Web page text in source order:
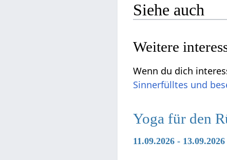
Siehe auch
Weitere
Wenn du dich
Sinnerfülltes und
Yoga für den
11.09.2026 -